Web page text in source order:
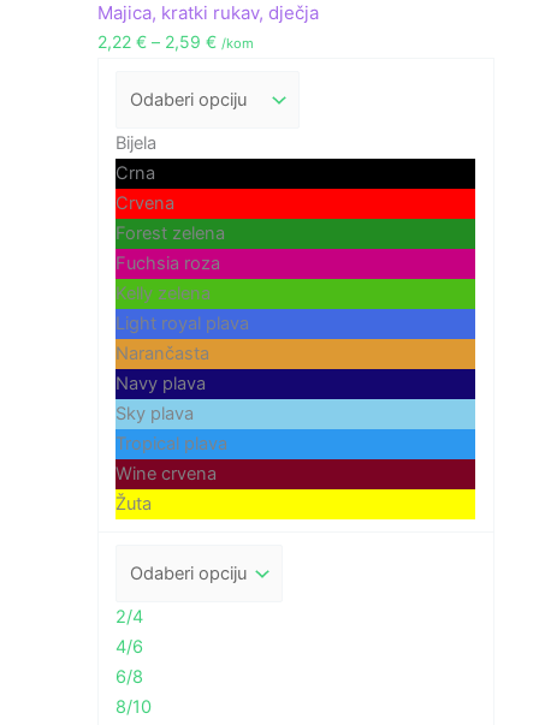
Majica, kratki rukav, dječja
2,22 € – 2,59 € /kom
Bijela
Crna
Crvena
Forest zelena
Fuchsia roza
Kelly zelena
Light royal plava
Narančasta
Navy plava
Sky plava
Tropical plava
Wine crvena
Žuta
2/4
4/6
6/8
8/10